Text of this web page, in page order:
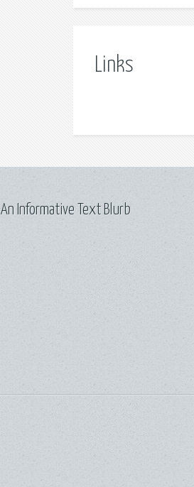
Links
An Informative Text Blurb